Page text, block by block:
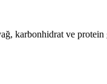
karbonhidrat ve